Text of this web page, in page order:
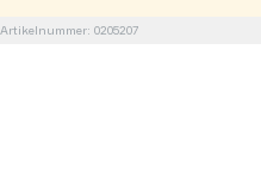
Artikelnummer: 0205207